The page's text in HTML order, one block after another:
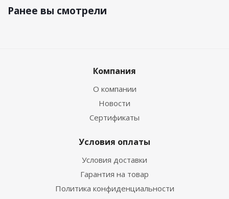
Ранее вы смотрели
Компания
О компании
Новости
Сертификаты
Условия оплаты
Условия доставки
Гарантия на товар
Политика конфиденциальности